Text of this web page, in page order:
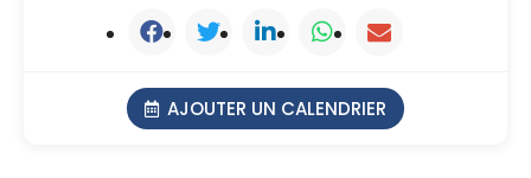
AJOUTER UN CALENDRIER